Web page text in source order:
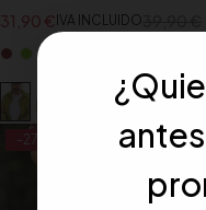
31,90 €IVA INCLUIDO
-27%